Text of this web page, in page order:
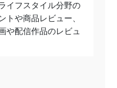
イフスタイル分野の
トや商品レビュー、
や配信作品のレビュ